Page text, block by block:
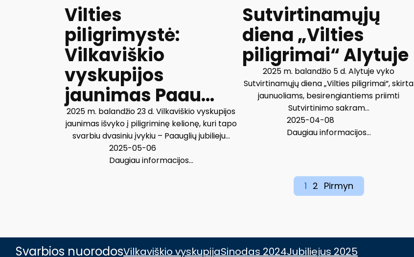
Vilties
piligrimystė:
Vilkaviškio
vyskupijos
jaunimas Paau...
2025 m. balandžio 23 d. Vilkaviškio vyskupijos
jaunimas išvyko į piligriminę kelionę, kuri tapo
svarbiu dvasiniu įvykiu – Paauglių jubilieju...
2025-05-06
Daugiau informacijos...
Sutvirtinamųjų
diena „Vilties
piligrimai“ Alytuje
2025 m. balandžio 5 d. Alytuje vyko
Sutvirtinamųjų diena „Vilties piligrimai“, skirta
jaunuoliams, besirengiantiems priimti
Sutvirtinimo sakram...
2025-04-08
Daugiau informacijos...
1 2 Pirmyn
Svarbios nuorodosVilkaviškio vyskupijaSinodas 2024Jubiliejus 2025